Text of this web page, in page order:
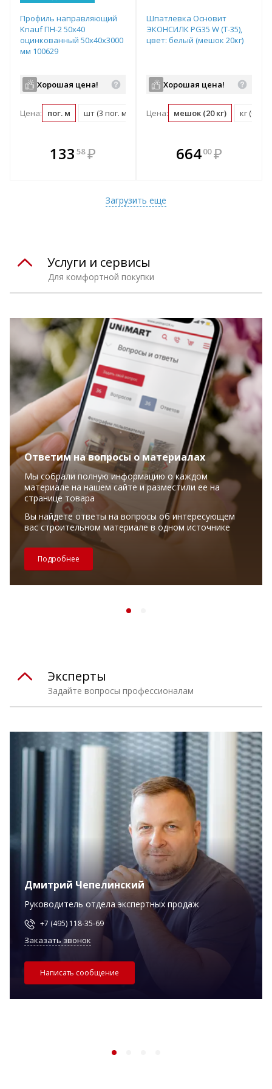
Профиль направляющий
Knauf ПН-2 50х40
оцинкованный 50х40х3000
мм 100629
Хорошая цена!
Цена: пог. м шт (3 пог. м)
133 58 ₽
В комплекте
всегда выгоднее!
Шпатлевка Основит
ЭКОНСИЛК PG35 W (Т-35),
цвет: белый (мешок 20кг)
Хорошая цена!
Цена: мешок (20 кг) кг (0.05
В комплекте
всегда выгоднее!
66400 ₽
Загрузить еще
Для комфортной покупки
Услуги и сервисы
Ответим на вопросы о материалах
Мы собрали полную информацию о каждом
материале на нашем сайте и разместили ее на
странице товара
Вы найдете ответы на вопросы об интересующем
вас строительном материале в одном источнике
Подробнее
Задайте вопросы профессионалам
Эксперты
Дмитрий Чепелинский
Руководитель отдела экспертных продаж
+7 (495) 118-35-69
Заказать звонок
Написать сообщение